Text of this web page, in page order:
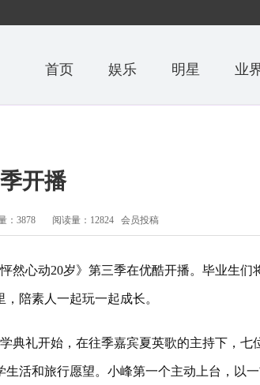
首页 娱乐 明星 业
开播
：3878 阅读量：12824 会员投稿
然心动20岁》第三季在优酷开播。毕业生们
陪素人一起玩一起成长。
礼开始，在往季嘉宾夏英歌的主持下，七
活和旅行愿望。小峰第一个主动上台，以